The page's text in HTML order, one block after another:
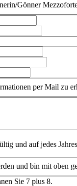
Gönner
per Mail zu
und auf jedes
und bin mit oben
Sie 7 plus 8.